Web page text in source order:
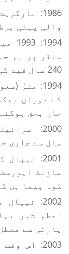
1986:
والی پہلی
سنٹر پر بم
240 سال قید کی سزا سنائی گئی۔
1994: منیٰ
جاں بحق
سال سے جاری
ماؤنٹ
کوہ پیما بن
2002:
اعظم شیر
پارٹی سے
2003: اس